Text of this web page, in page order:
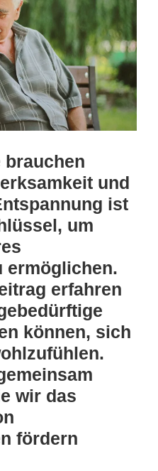
brauchen
und
ist
um
ermöglichen.
erfahren
können, sich
wir das
fördern